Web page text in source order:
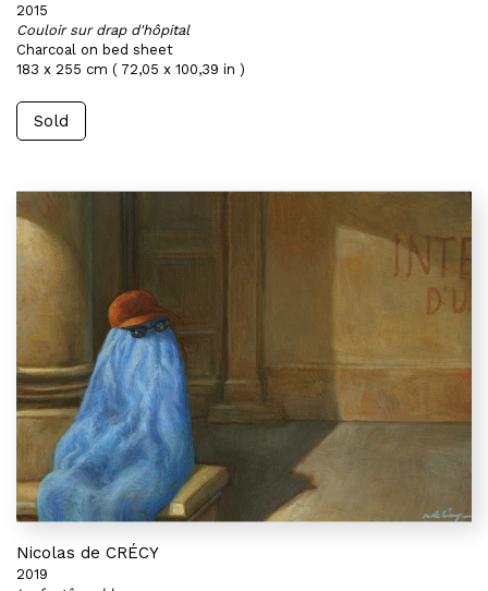
2015
Couloir sur drap d'hôpital
Charcoal on bed sheet
183 x 255 cm ( 72,05 x 100,39 in )
Sold
Nicolas de CRÉCY
2019